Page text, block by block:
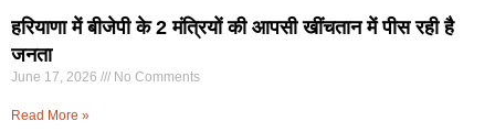
हरियाणा में बीजेपी के 2 मंत्रियों की आपसी खींचतान में पीस रही है
जनता
June 17, 2026 No Comments
Read More »